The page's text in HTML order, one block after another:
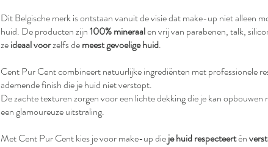
Dit Belgische merk is ontstaan vanuit de visie dat make-up niet alleen
huid. De producten zijn100% mineraalen vrij van parabenen, talk,
zeideaal voorzelfs demeest gevoelige huid.
Cent Pur Cent combineert natuurlijke ingrediënten met professionele
ademende finish die je huid niet verstopt.
De zachte texturen zorgen voor een lichte dekking die je kan
een glamoureuze uitstraling.
Met Cent Pur Cent kies je voor make-up dieje huid respecteertén